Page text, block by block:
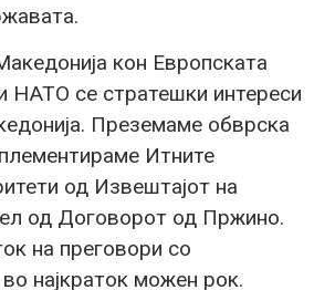
кон Европската
НАТО се стратешки интереси
Преземаме обврска
Итните
од Извештајот на
од Договорот од Пржино.
на преговори со
во најкраток можен рок.